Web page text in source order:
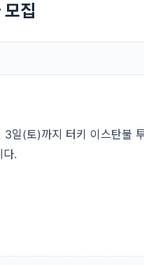
집
일(토)까지 터키 이스탄
다.